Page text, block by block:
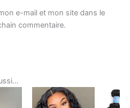
e-mail et mon site dans le
commentaire.